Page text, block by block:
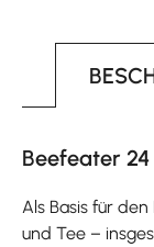
Beefeater 24
Als Basis für
und Tee –